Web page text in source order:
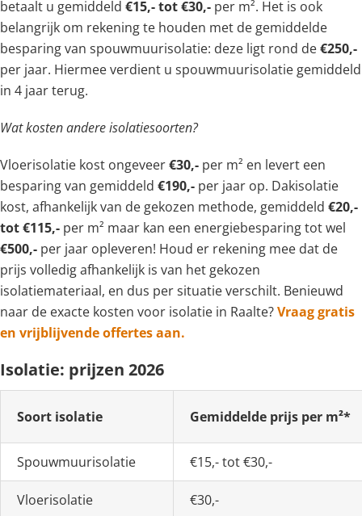
betaalt u gemiddeld €15,- tot €30,- per m². Het is ook
belangrijk om rekening te houden met de gemiddelde
besparing van spouwmuurisolatie: deze ligt rond de€250,-
per jaar. Hiermee verdient u spouwmuurisolatie gemiddeld
in 4 jaar terug.
Wat kosten andere isolatiesoorten?
Vloerisolatie kost ongeveer€30,- per m² en levert een
besparing van gemiddeld €190,- per jaar op. Dakisolatie
kost, afhankelijk van de gekozen methode, gemiddeld €20,-
tot €115,- per m² maar kan een energiebesparing tot wel
€500,- per jaar opleveren! Houd er rekening mee dat de
prijs volledig afhankelijk is van het gekozen
isolatiemateriaal, en dus per situatie verschilt. Benieuwd
naar de exacte kosten voor isolatie in Raalte?Vraag gratis
en vrijblijvende offertes aan.
Isolatie: prijzen 2026
Soort isolatie Gemiddelde prijs per m²*
Spouwmuurisolatie €15,- tot €30,-
Vloerisolatie €30,-